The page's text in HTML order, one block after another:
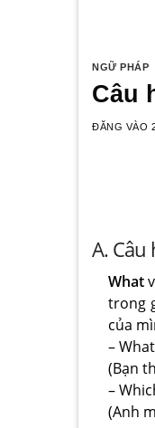
NGỮ PHÁP
Câu
ĐĂNG VÀO
A. Câu
What
trong
của
–
(Bạn
–
(Anh